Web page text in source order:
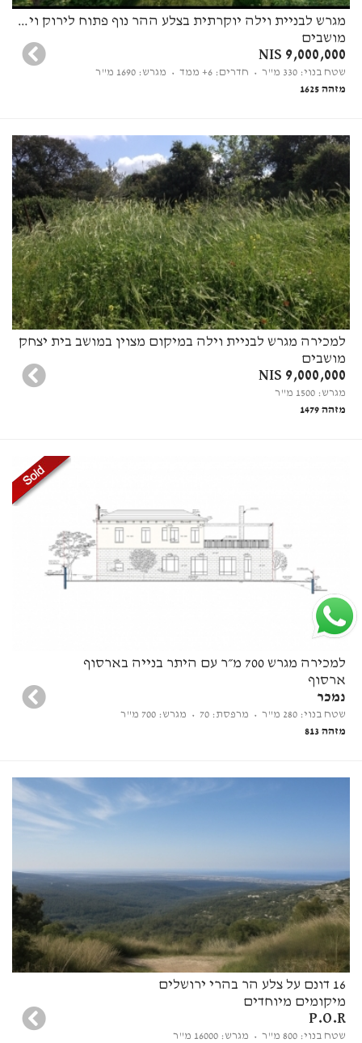
מגרש לבניית וילה יוקרתית בצלע ההר נוף פתוח לירוק וים בזכרון יעקב
מושבים
9,000,000 NIS
שטח בנוי: 330 מ"ר • חדרים: 6+ ממד
• מגרש: 1690 מ"ר
מזהה 1625
למכירה מגרש לבניית וילה במיקום מצוין במושב בית יצחק
מושבים
9,000,000 NIS
מגרש: 1500 מ"ר
מזהה 1479
למכירה מגרש 700 מ״ר עם היתר בנייה בארסוף
ארסוף
נמכר
שטח בנוי: 280 מ"ר • מרפסת: 70
• מגרש: 700 מ"ר
מזהה 813
16 דונם על צלע הר בהרי ירושלים
מיקומים מיוחדים
P.O.R
שטח בנוי: 800 מ"ר • מגרש: 16000 מ"ר